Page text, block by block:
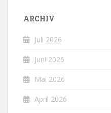
ARCHIV
Juli 2026
Juni 2026
Mai 2026
April 2026